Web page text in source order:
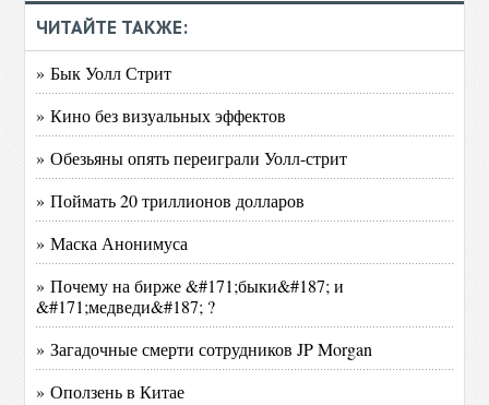
ЧИТАЙТЕ ТАКЖЕ:
» Бык Уолл Стрит
» Кино без визуальных эффектов
» Обезьяны опять переиграли Уолл-стрит
» Поймать 20 триллионов долларов
» Маска Анонимуса
» Почему на бирже &#171;быки&#187; и
&#171;медведи&#187; ?
» Загадочные смерти сотрудников JP Morgan
» Оползень в Китае